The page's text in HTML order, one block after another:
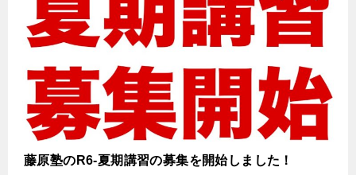
藤原塾のR6-夏期講習の募集を開始しました！